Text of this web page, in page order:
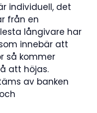
individuell, det
från en
långivare har
innebär att
så kommer
att höjas.
av banken